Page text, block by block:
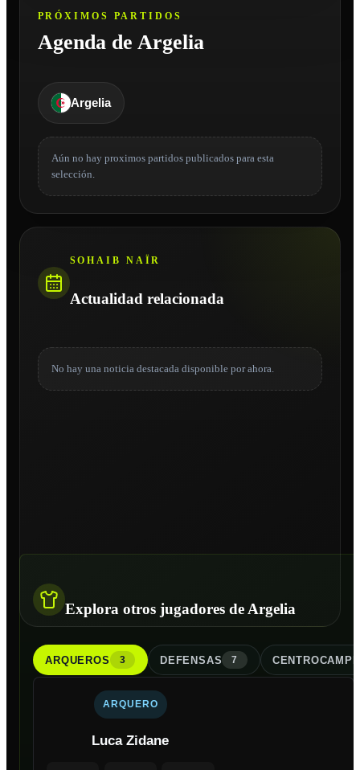
PRÓXIMOS PARTIDOS
Agenda de Argelia
Argelia
Aún no hay proximos partidos publicados para esta
selección.
SOHAIB NAÏR
Actualidad relacionada
No hay una noticia destacada disponible por ahora.
Explora otros jugadores de Argelia
ARQUEROS 3 DEFENSAS 7
ARQUERO
Luca Zidane